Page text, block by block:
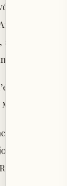
en
d’être
son éclat
dirigée
VI.
dans une
au niveau
Reda